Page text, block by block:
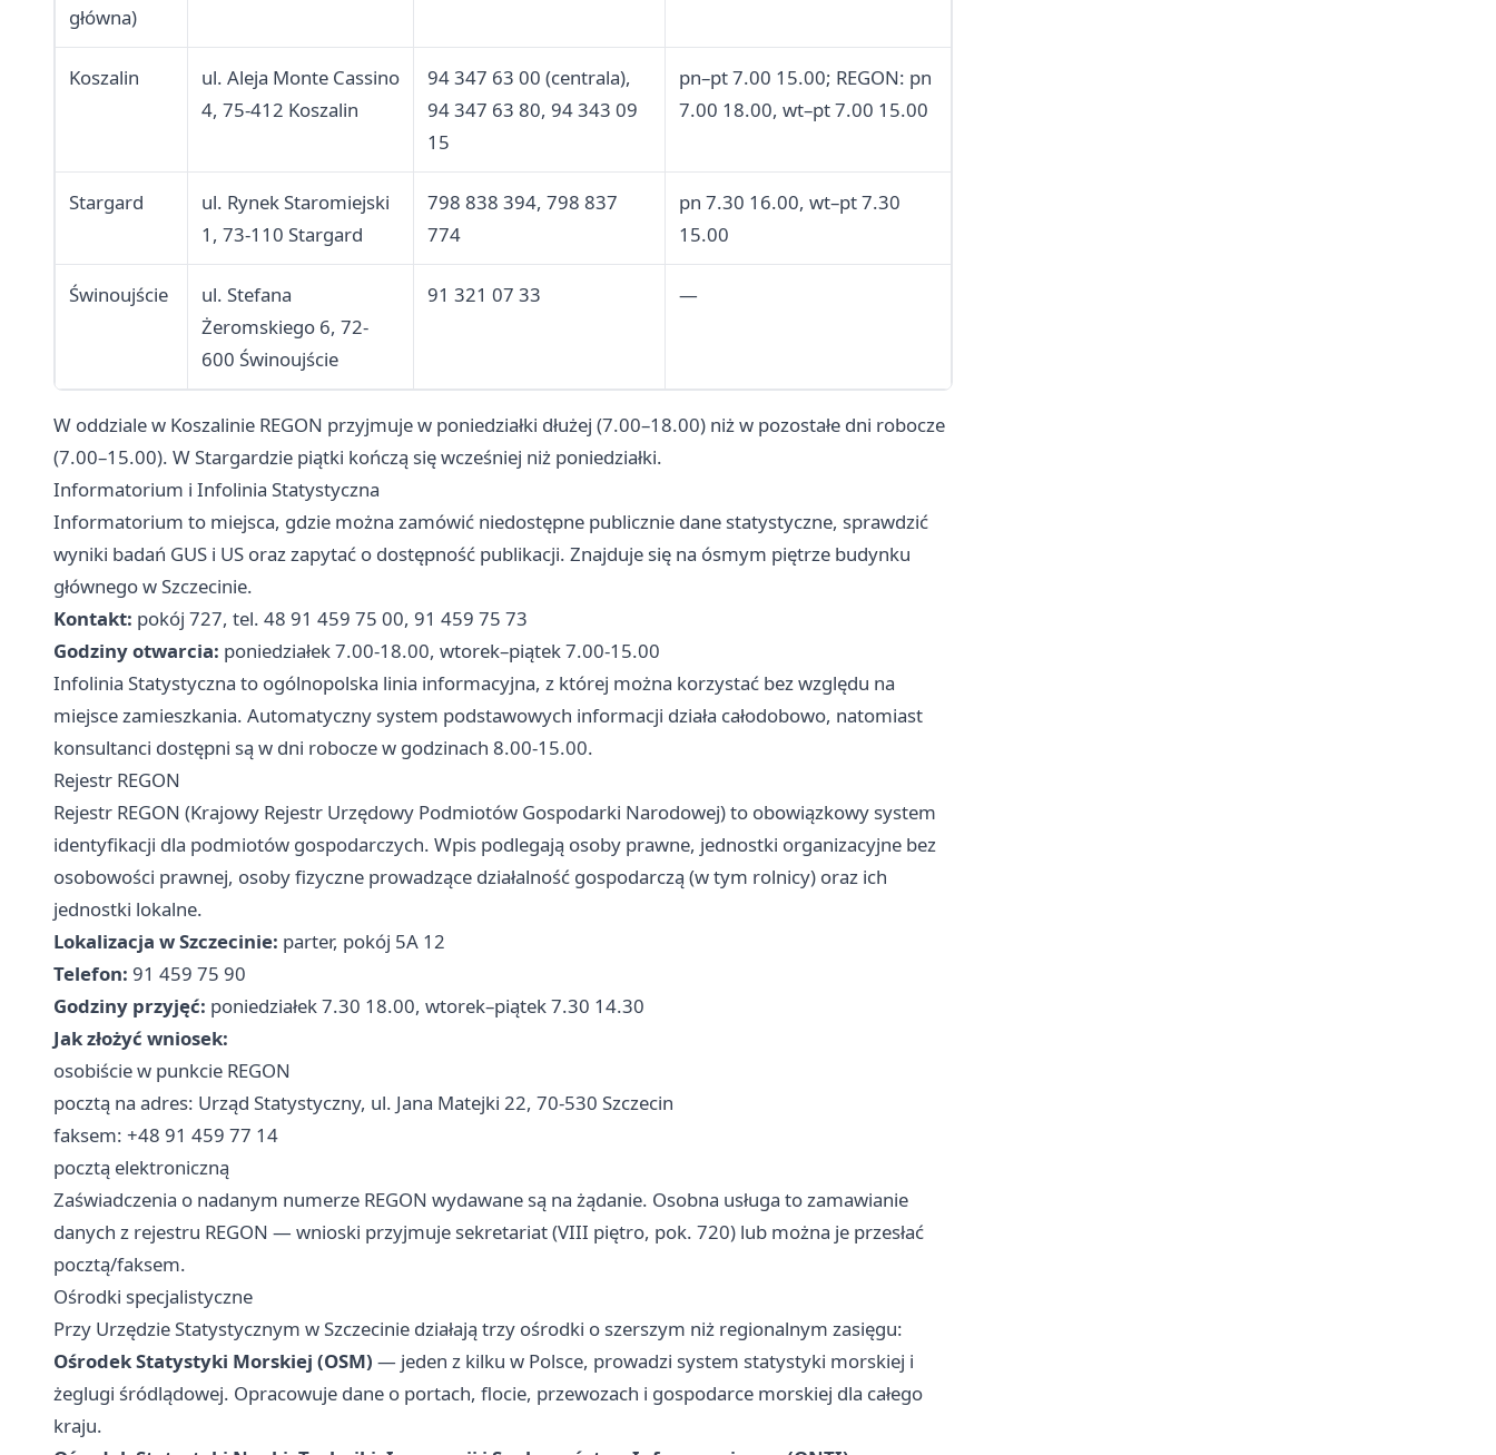
główna)
Koszalin
ul. Aleja Monte Cassino
4, 75-412 Koszalin
94 347 63 00 (centrala),
94 347 63 80, 94 343 09
15
pn–pt 7.00 15.00; REGON: pn
7.00 18.00, wt–pt 7.00 15.00
Stargard
ul. Rynek Staromiejski
1, 73-110 Stargard
798 838 394, 798 837
774
pn 7.30 16.00, wt–pt 7.30
15.00
Świnoujście
ul. Stefana
Żeromskiego 6, 72-
600 Świnoujście
91 321 07 33 —
W oddziale w Koszalinie REGON przyjmuje w poniedziałki dłużej (7.00–18.00) niż w pozostałe dni robocze
(7.00–15.00). W Stargardzie piątki kończą się wcześniej niż poniedziałki.
Informatorium i Infolinia Statystyczna
Informatorium to miejsca, gdzie można zamówić niedostępne publicznie dane statystyczne, sprawdzić
wyniki badań GUS i US oraz zapytać o dostępność publikacji. Znajduje się na ósmym piętrze budynku
głównego w Szczecinie.
Kontakt: pokój 727, tel. 48 91 459 75 00, 91 459 75 73
Godziny otwarcia: poniedziałek 7.00-18.00, wtorek–piątek 7.00-15.00
Infolinia Statystyczna to ogólnopolska linia informacyjna, z której można korzystać bez względu na
miejsce zamieszkania. Automatyczny system podstawowych informacji działa całodobowo, natomiast
konsultanci dostępni są w dni robocze w godzinach 8.00-15.00.
Rejestr REGON
Rejestr REGON (Krajowy Rejestr Urzędowy Podmiotów Gospodarki Narodowej) to obowiązkowy system
identyfikacji dla podmiotów gospodarczych. Wpis podlegają osoby prawne, jednostki organizacyjne bez
osobowości prawnej, osoby fizyczne prowadzące działalność gospodarczą (w tym rolnicy) oraz ich
jednostki lokalne.
Lokalizacja w Szczecinie: parter, pokój 5A 12
Telefon: 91 459 75 90
Godziny przyjęć: poniedziałek 7.30 18.00, wtorek–piątek 7.30 14.30
Jak złożyć wniosek:
osobiście w punkcie REGON
pocztą na adres: Urząd Statystyczny, ul. Jana Matejki 22, 70-530 Szczecin
faksem: +48 91 459 77 14
pocztą elektroniczną
Zaświadczenia o nadanym numerze REGON wydawane są na żądanie. Osobna usługa to zamawianie
danych z rejestru REGON — wnioski przyjmuje sekretariat (VIII piętro, pok. 720) lub można je przesłać
pocztą/faksem.
Ośrodki specjalistyczne
Przy Urzędzie Statystycznym w Szczecinie działają trzy ośrodki o szerszym niż regionalnym zasięgu:
Ośrodek Statystyki Morskiej (OSM) — jeden z kilku w Polsce, prowadzi system statystyki morskiej i
żeglugi śródlądowej. Opracowuje dane o portach, flocie, przewozach i gospodarce morskiej dla całego
kraju.